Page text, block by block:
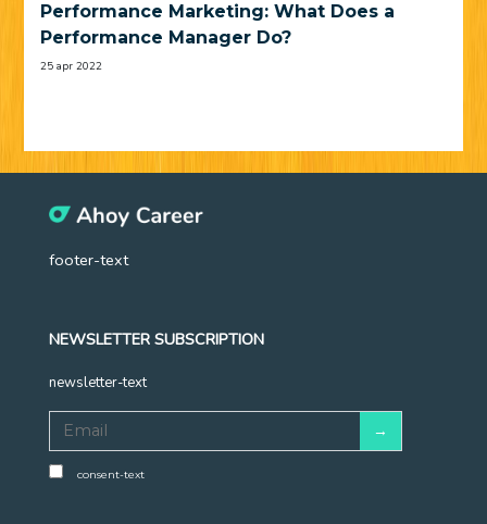
Performance Marketing: What Does a
Performance Manager Do?
25 apr 2022
footer-text
NEWSLETTER SUBSCRIPTION
newsletter-text
consent-text